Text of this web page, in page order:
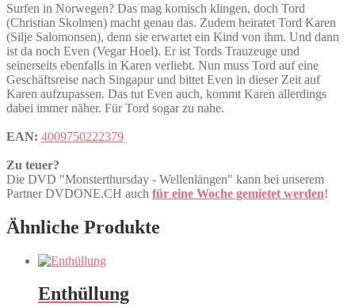
Surfen in Norwegen? Das mag komisch klingen, doch Tord
(Christian Skolmen) macht genau das. Zudem heiratet Tord Karen
(Silje Salomonsen), denn sie erwartet ein Kind von ihm. Und dann
ist da noch Even (Vegar Hoel). Er ist Tords Trauzeuge und
seinerseits ebenfalls in Karen verliebt. Nun muss Tord auf eine
Geschäftsreise nach Singapur und bittet Even in dieser Zeit auf
Karen aufzupassen. Das tut Even auch, kommt Karen allerdings
dabei immer näher. Für Tord sogar zu nahe.
EAN: 4009750222379
Zu teuer?
Die DVD "Monsterthursday - Wellenlängen" kann bei unserem
Partner DVDONE.CH auch für eine Woche gemietet werden!
Ähnliche Produkte
Enthüllung